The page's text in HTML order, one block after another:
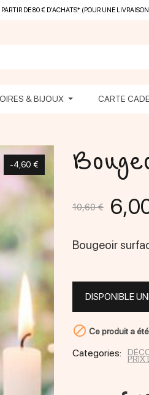
PARTIR DE 80 € D'ACHATS* (POUR UNE
& BIJOUX CARTE
-4,60 €
10,60 €
Bougeoir
DISPONIBLE
 Ce produit a
Categories: PRIX